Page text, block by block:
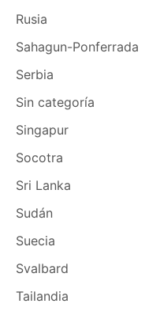
Rusia
Sahagun-Ponferrada
Serbia
Sin categoría
Singapur
Socotra
Sri Lanka
Sudán
Suecia
Svalbard
Tailandia